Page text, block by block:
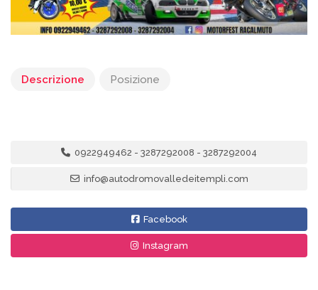
Descrizione Posizione
0922949462 - 3287292008 - 3287292004
info@autodromovalledeitempli.com
Facebook
Instagram